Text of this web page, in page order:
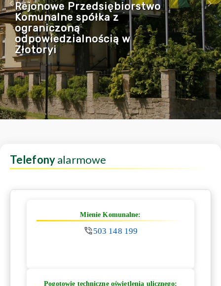
Rejonowe Przedsiębiorstwo
Komunalne spółka z
ograniczoną
odpowiedzialnością w
Złotoryi
Telefonyalarmowe
Mienie Komunalne:
503 148 199
Pogotowie techniczne oświetlenia ulicznego: